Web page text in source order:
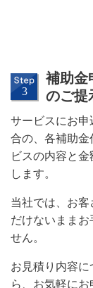
補助金
のご提
サービスにお
合の、各補助金
ビスの内容と
します。
当社では、お客
だけないままお
せん。
お見積り内容
ら、お気軽に